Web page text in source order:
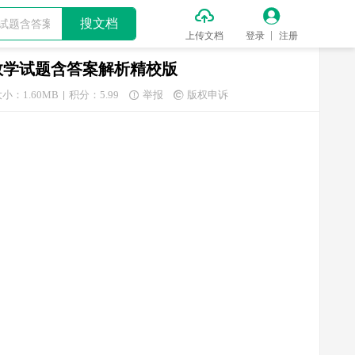
搜文档 
上传文档

登录 注册
试题含答案解析精校版
小：1.60MB 积分：5.99  举报  版权申诉